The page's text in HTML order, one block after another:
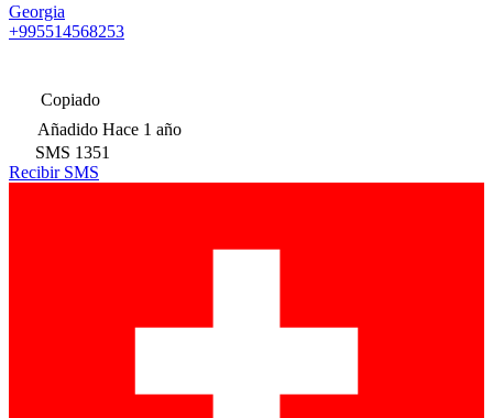
Georgia
+995514568253
Copiado
Añadido Hace 1 año
SMS 1351
Recibir SMS